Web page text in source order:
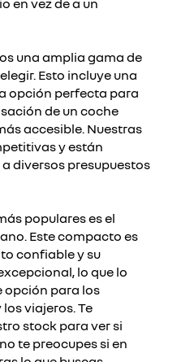
en vez de a un
una amplia gama de
Esto incluye una
opción perfecta para
de un coche
accesible. Nuestras
y están
diversos presupuestos
populares es el
Este compacto es
confiable y su
lo que lo
opción para los
viajeros. Te
stock para ver si
te preocupes si en